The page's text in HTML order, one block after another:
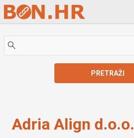
Skip to Main Content
PRETRAŽI
Adria Align d.o.o.